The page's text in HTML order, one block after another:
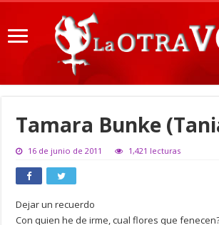
Tamara Bunke
16 de junio de 2011 1,421 lecturas
Dejar un recuerdo
Con quien he de irme, cual flores que